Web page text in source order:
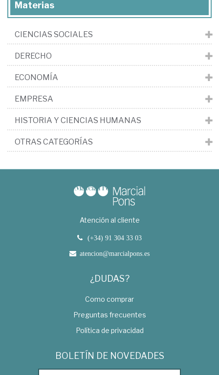
Materias
CIENCIAS SOCIALES
DERECHO
ECONOMÍA
EMPRESA
HISTORIA Y CIENCIAS HUMANAS
OTRAS CATEGORÍAS
Atención al cliente
(+34) 91 304 33 03
atencion@marcialpons.es
¿DUDAS?
Como comprar
Preguntas frecuentes
Política de privacidad
BOLETÍN DE NOVEDADES